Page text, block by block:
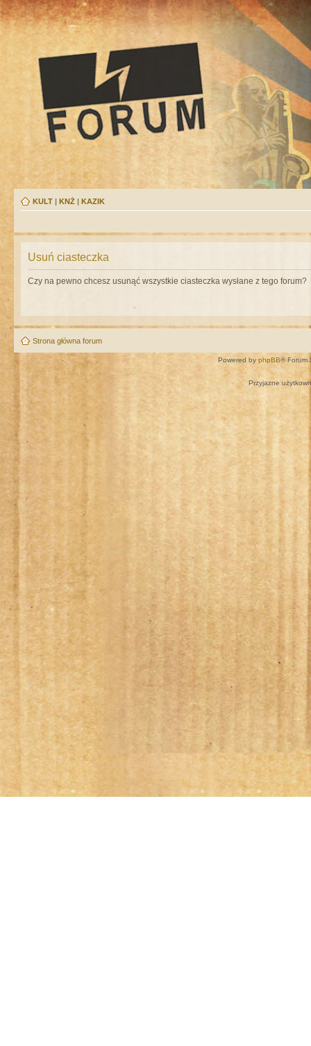
KULT | KNŻ | KAZIK
Usuń ciasteczka
Czy na pewno chcesz usunąć wszystkie ciasteczka wysłane z tego forum?
Strona główna forum
Powered by phpBB® Forum
Przyjazne